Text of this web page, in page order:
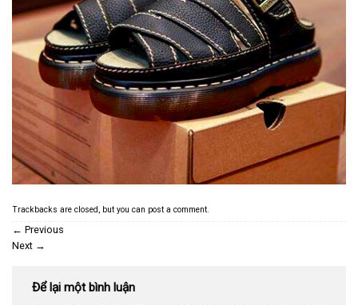
Trackbacks are closed, but you can post a comment.
← Previous
Next →
Để lại một bình luận